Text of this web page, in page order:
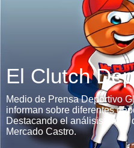
El Clutch
Medio de Prensa Deportivo
informan sobre diferentes
Destacando el análisis único
Mercado Castro.